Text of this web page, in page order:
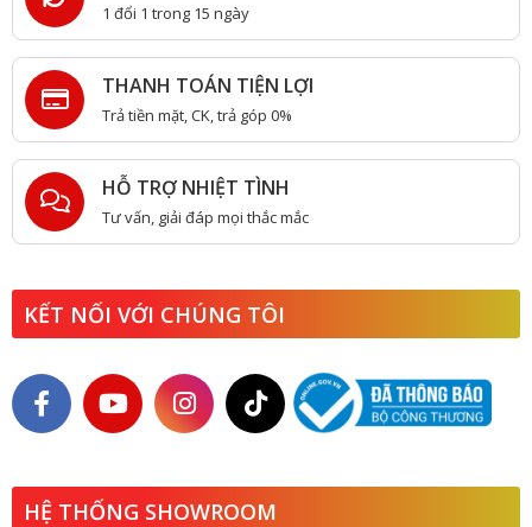
1 đổi 1 trong 15 ngày
THANH TOÁN TIỆN LỢI
Trả tiền mặt, CK, trả góp 0%
HỖ TRỢ NHIỆT TÌNH
Tư vấn, giải đáp mọi thắc mắc
KẾT NỐI VỚI CHÚNG TÔI
HỆ THỐNG SHOWROOM